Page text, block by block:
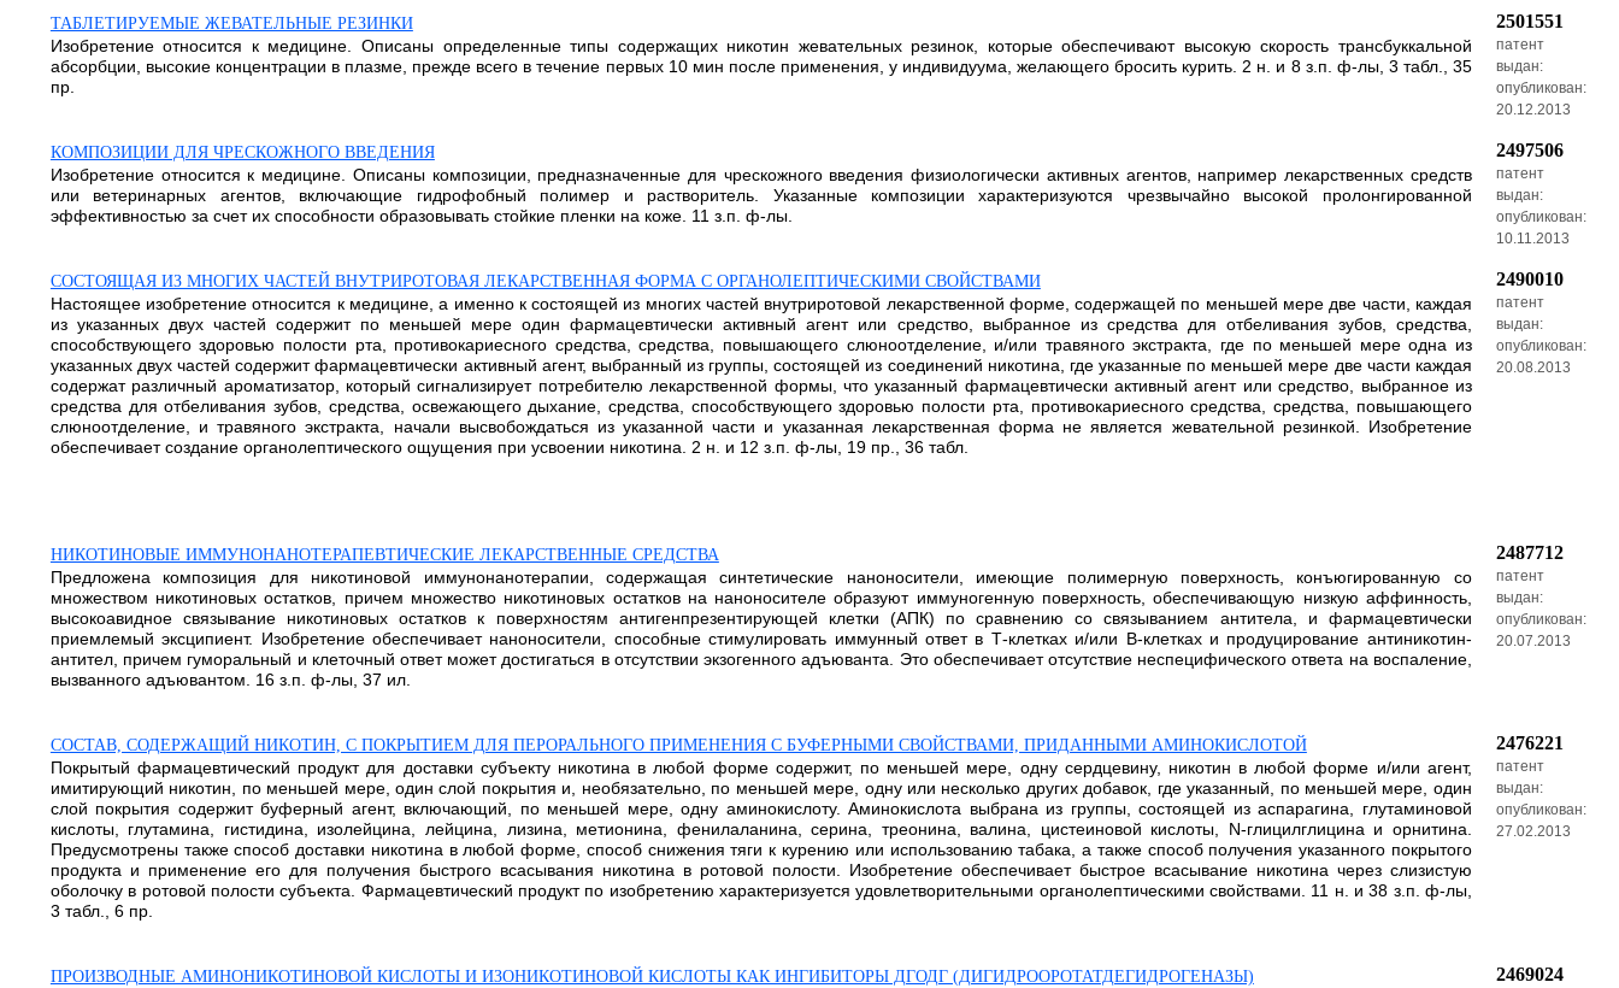
ТАБЛЕТИРУЕМЫЕ ЖЕВАТЕЛЬНЫЕ РЕЗИНКИ
Изобретение относится к медицине. Описаны определенные типы содержащих никотин жевательных резинок, которые обеспечивают высокую скорость трансбуккальной
абсорбции, высокие концентрации в плазме, прежде всего в течение первых 10 мин после применения, у индивидуума, желающего бросить курить. 2 н. и 8 з.п. ф-лы, 3 табл., 35
пр.
2501551
патент
выдан:
опубликован:
20.12.2013
КОМПОЗИЦИИ ДЛЯ ЧРЕСКОЖНОГО ВВЕДЕНИЯ
Изобретение относится к медицине. Описаны композиции, предназначенные для чрескожного введения физиологически активных агентов, например лекарственных средств
или ветеринарных агентов, включающие гидрофобный полимер и растворитель. Указанные композиции характеризуются чрезвычайно высокой пролонгированной
эффективностью за счет их способности образовывать стойкие пленки на коже. 11 з.п. ф-лы.
2497506
патент
выдан:
опубликован:
10.11.2013
СОСТОЯЩАЯ ИЗ МНОГИХ ЧАСТЕЙ ВНУТРИРОТОВАЯ ЛЕКАРСТВЕННАЯ ФОРМА С ОРГАНОЛЕПТИЧЕСКИМИ СВОЙСТВАМИ
Настоящее изобретение относится к медицине, а именно к состоящей из многих частей внутриротовой лекарственной форме, содержащей по меньшей мере две части, каждая
из указанных двух частей содержит по меньшей мере один фармацевтически активный агент или средство, выбранное из средства для отбеливания зубов, средства,
способствующего здоровью полости рта, противокариесного средства, средства, повышающего слюноотделение, и/или травяного экстракта, где по меньшей мере одна из
указанных двух частей содержит фармацевтически активный агент, выбранный из группы, состоящей из соединений никотина, где указанные по меньшей мере две части каждая
содержат различный ароматизатор, который сигнализирует потребителю лекарственной формы, что указанный фармацевтически активный агент или средство, выбранное из
средства для отбеливания зубов, средства, освежающего дыхание, средства, способствующего здоровью полости рта, противокариесного средства, средства, повышающего
слюноотделение, и травяного экстракта, начали высвобождаться из указанной части и указанная лекарственная форма не является жевательной резинкой. Изобретение
обеспечивает создание органолептического ощущения при усвоении никотина. 2 н. и 12 з.п. ф-лы, 19 пр., 36 табл.
2490010
патент
выдан:
опубликован:
20.08.2013
НИКОТИНОВЫЕ ИММУНОНАНОТЕРАПЕВТИЧЕСКИЕ ЛЕКАРСТВЕННЫЕ СРЕДСТВА
Предложена композиция для никотиновой иммунонанотерапии, содержащая синтетические наноносители, имеющие полимерную поверхность, конъюгированную со
множеством никотиновых остатков, причем множество никотиновых остатков на наноносителе образуют иммуногенную поверхность, обеспечивающую низкую аффинность,
высокоавидное связывание никотиновых остатков к поверхностям антигенпрезентирующей клетки (АПК) по сравнению со связыванием антитела, и фармацевтически
приемлемый эксципиент. Изобретение обеспечивает наноносители, способные стимулировать иммунный ответ в Т-клетках и/или В-клетках и продуцирование антиникотин-
антител, причем гуморальный и клеточный ответ может достигаться в отсутствии экзогенного адъюванта. Это обеспечивает отсутствие неспецифического ответа на воспаление,
вызванного адъювантом. 16 з.п. ф-лы, 37 ил.
2487712
патент
выдан:
опубликован:
20.07.2013
СОСТАВ, СОДЕРЖАЩИЙ НИКОТИН, С ПОКРЫТИЕМ ДЛЯ ПЕРОРАЛЬНОГО ПРИМЕНЕНИЯ С БУФЕРНЫМИ СВОЙСТВАМИ, ПРИДАННЫМИ АМИНОКИСЛОТОЙ
Покрытый фармацевтический продукт для доставки субъекту никотина в любой форме содержит, по меньшей мере, одну сердцевину, никотин в любой форме и/или агент,
имитирующий никотин, по меньшей мере, один слой покрытия и, необязательно, по меньшей мере, одну или несколько других добавок, где указанный, по меньшей мере, один
слой покрытия содержит буферный агент, включающий, по меньшей мере, одну аминокислоту. Аминокислота выбрана из группы, состоящей из аспарагина, глутаминовой
кислоты, глутамина, гистидина, изолейцина, лейцина, лизина, метионина, фенилаланина, серина, треонина, валина, цистеиновой кислоты, N-глицилглицина и орнитина.
Предусмотрены также способ доставки никотина в любой форме, способ снижения тяги к курению или использованию табака, а также способ получения указанного покрытого
продукта и применение его для получения быстрого всасывания никотина в ротовой полости. Изобретение обеспечивает быстрое всасывание никотина через слизистую
оболочку в ротовой полости субъекта. Фармацевтический продукт по изобретению характеризуется удовлетворительными органолептическими свойствами. 11 н. и 38 з.п. ф-лы,
3 табл., 6 пр.
2476221
патент
выдан:
опубликован:
27.02.2013
ПРОИЗВОДНЫЕ АМИНОНИКОТИНОВОЙ КИСЛОТЫ И ИЗОНИКОТИНОВОЙ КИСЛОТЫ КАК ИНГИБИТОРЫ ДГОДГ (ДИГИДРООРОТАТДЕГИДРОГЕНАЗЫ) 2469024